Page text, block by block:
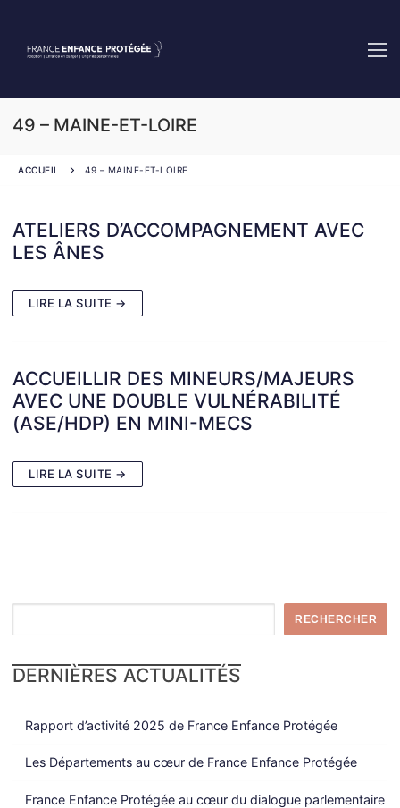
contenu
49 – MAINE-ET-LOIRE
ACCUEIL 49 – MAINE-ET-LOIRE
ATELIERS D’ACCOMPAGNEMENT AVEC
LES ÂNES
LIRE LA SUITE →
ACCUEILLIR DES MINEURS/MAJEURS
AVEC UNE DOUBLE VULNÉRABILITÉ
(ASE/HDP) EN MINI-MECS
LIRE LA SUITE →
RECHERCHER
DERNIÈRES ACTUALITÉS
Rapport d’activité 2025 de France Enfance Protégée
Les Départements au cœur de France Enfance Protégée
France Enfance Protégée au cœur du dialogue parlementaire